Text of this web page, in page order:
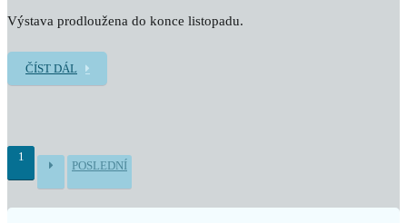
Výstava prodloužena do konce listopadu.
ČÍST DÁL
1
POSLEDNÍ